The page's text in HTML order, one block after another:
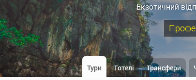
Екзотичний
Тури Готелі Трансфери